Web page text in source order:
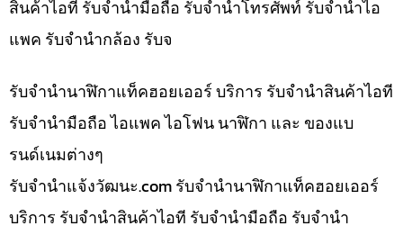
สินค้าไอที รับจำนำมือถือ รับจำนำโทรศัพท์ รับจำนำไอ
แพค รับจำนำกล้อง รับจ
รับจำนำนาฬิกาแท็คฮอยเออร์ บริการ รับจำนำสินค้าไอที
รับจำนำมือถือ ไอแพค ไอโฟน นาฬิกา และ ของแบ
รนด์เนมต่างๆ
รับจํานําแจ้งวัฒนะ.com รับจำนำนาฬิกาแท็คฮอยเออร์
บริการ รับจำนำสินค้าไอที รับจำนำมือถือ รับจำนำ